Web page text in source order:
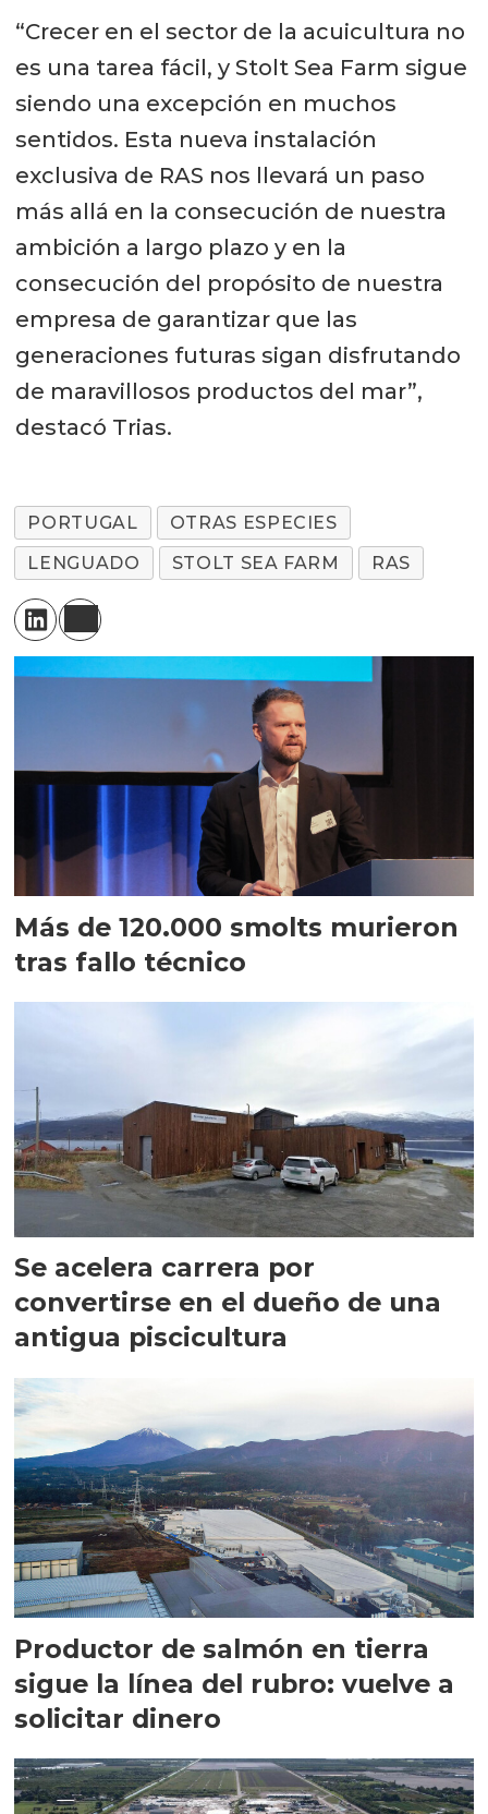
“Crecer en el sector de la acuicultura no
es una tarea fácil, y Stolt Sea Farm sigue
siendo una excepción en muchos
sentidos. Esta nueva instalación
exclusiva de RAS nos llevará un paso
más allá en la consecución de nuestra
ambición a largo plazo y en la
consecución del propósito de nuestra
empresa de garantizar que las
generaciones futuras sigan disfrutando
de maravillosos productos del mar”,
destacó Trias.
PORTUGAL
OTRAS ESPECIES
LENGUADO
STOLT SEA FARM RAS
Más de 120.000 smolts murieron
tras fallo técnico
Se acelera carrera por
convertirse en el dueño de una
antigua piscicultura
Productor de salmón en tierra
sigue la línea del rubro: vuelve a
solicitar dinero